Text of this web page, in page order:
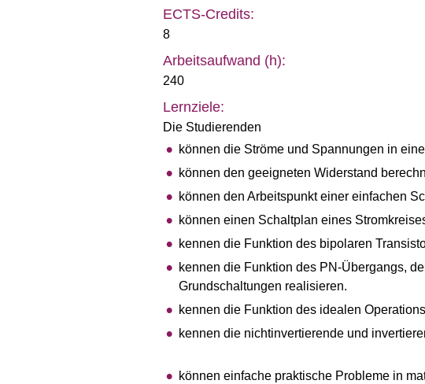
ECTS-Credits:
8
Arbeitsaufwand (h):
240
Lernziele:
Die Studierenden
können die Ströme und Spannungen in
können den geeigneten Widerstand
können den Arbeitspunkt einer einfachen
können einen Schaltplan eines
kennen die Funktion des bipolaren
kennen die Funktion des PN-Übergangs,
Grundschaltungen realisieren.
kennen die Funktion des idealen
kennen die nichtinvertierende und
können einfache praktische Probleme in